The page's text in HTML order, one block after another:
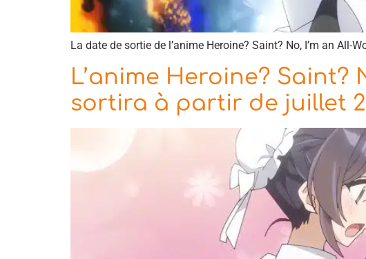
La date de sortie de l’anime Heroine? Saint? No, I’m an
L’anime Heroine? Saint?
sortira à partir de juillet